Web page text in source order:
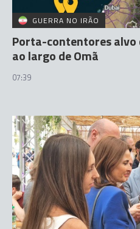
GUERRA NO IRÃO
Porta-contentores
ao largo de Omã
07:39